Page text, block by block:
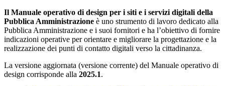
Il Manuale operativo di design per i siti e i servizi digitali della
Pubblica Amministrazione è uno strumento di lavoro dedicato alla
Pubblica Amministrazione e i suoi fornitori e ha l’obiettivo di fornire
indicazioni operative per orientare e migliorare la progettazione e la
realizzazione dei punti di contatto digitali verso la cittadinanza.
La versione aggiornata (versione corrente) del Manuale operativo di
design corrisponde alla 2025.1.